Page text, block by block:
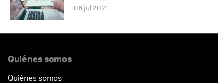
06 jul 2021
Quiénes somos
Quiénes somos